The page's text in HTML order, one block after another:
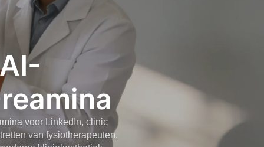
voor LinkedIn, clinic
van fysiotherapeuten,